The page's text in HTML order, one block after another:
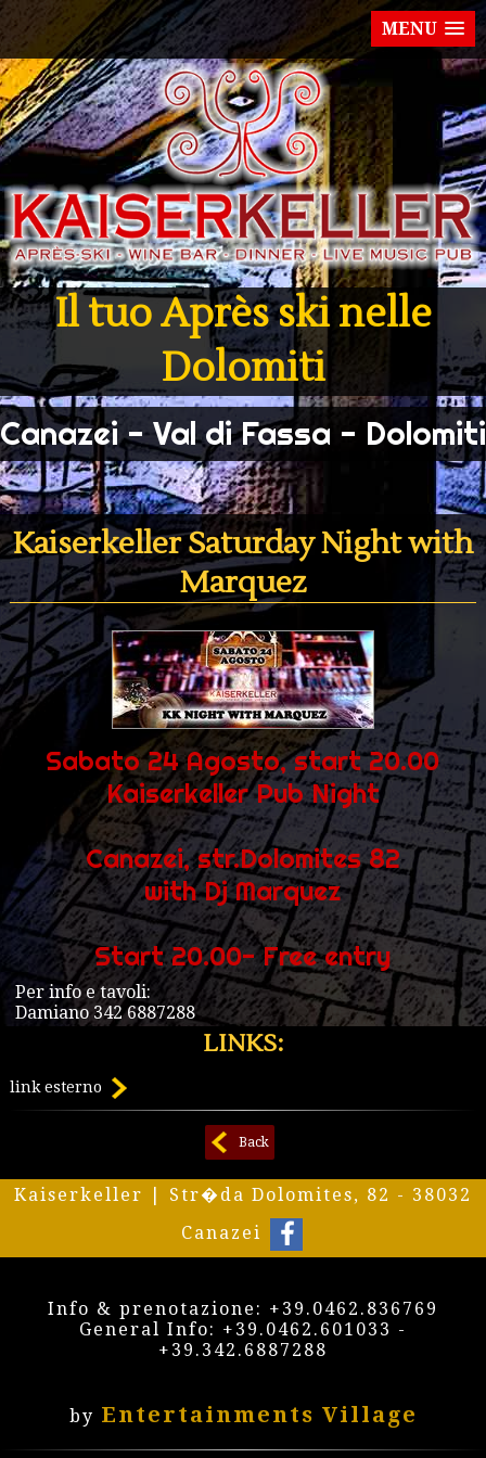
MENU
Il tuo Après ski nelle
Dolomiti
Canazei - Val di Fassa - Dolomiti
Kaiserkeller Saturday Night with
Marquez
Sabato 24 Agosto, start 20.00
Kaiserkeller Pub Night
Canazei, str.Dolomites 82
with Dj Marquez
Start 20.00- Free entry
Per info e tavoli:
Damiano 342 6887288
LINKS:
link esterno
Back
Kaiserkeller | Str�da Dolomites, 82 - 38032
Canazei
Info & prenotazione: +39.0462.836769
General Info: +39.0462.601033 -
+39.342.6887288
by Entertainments Village